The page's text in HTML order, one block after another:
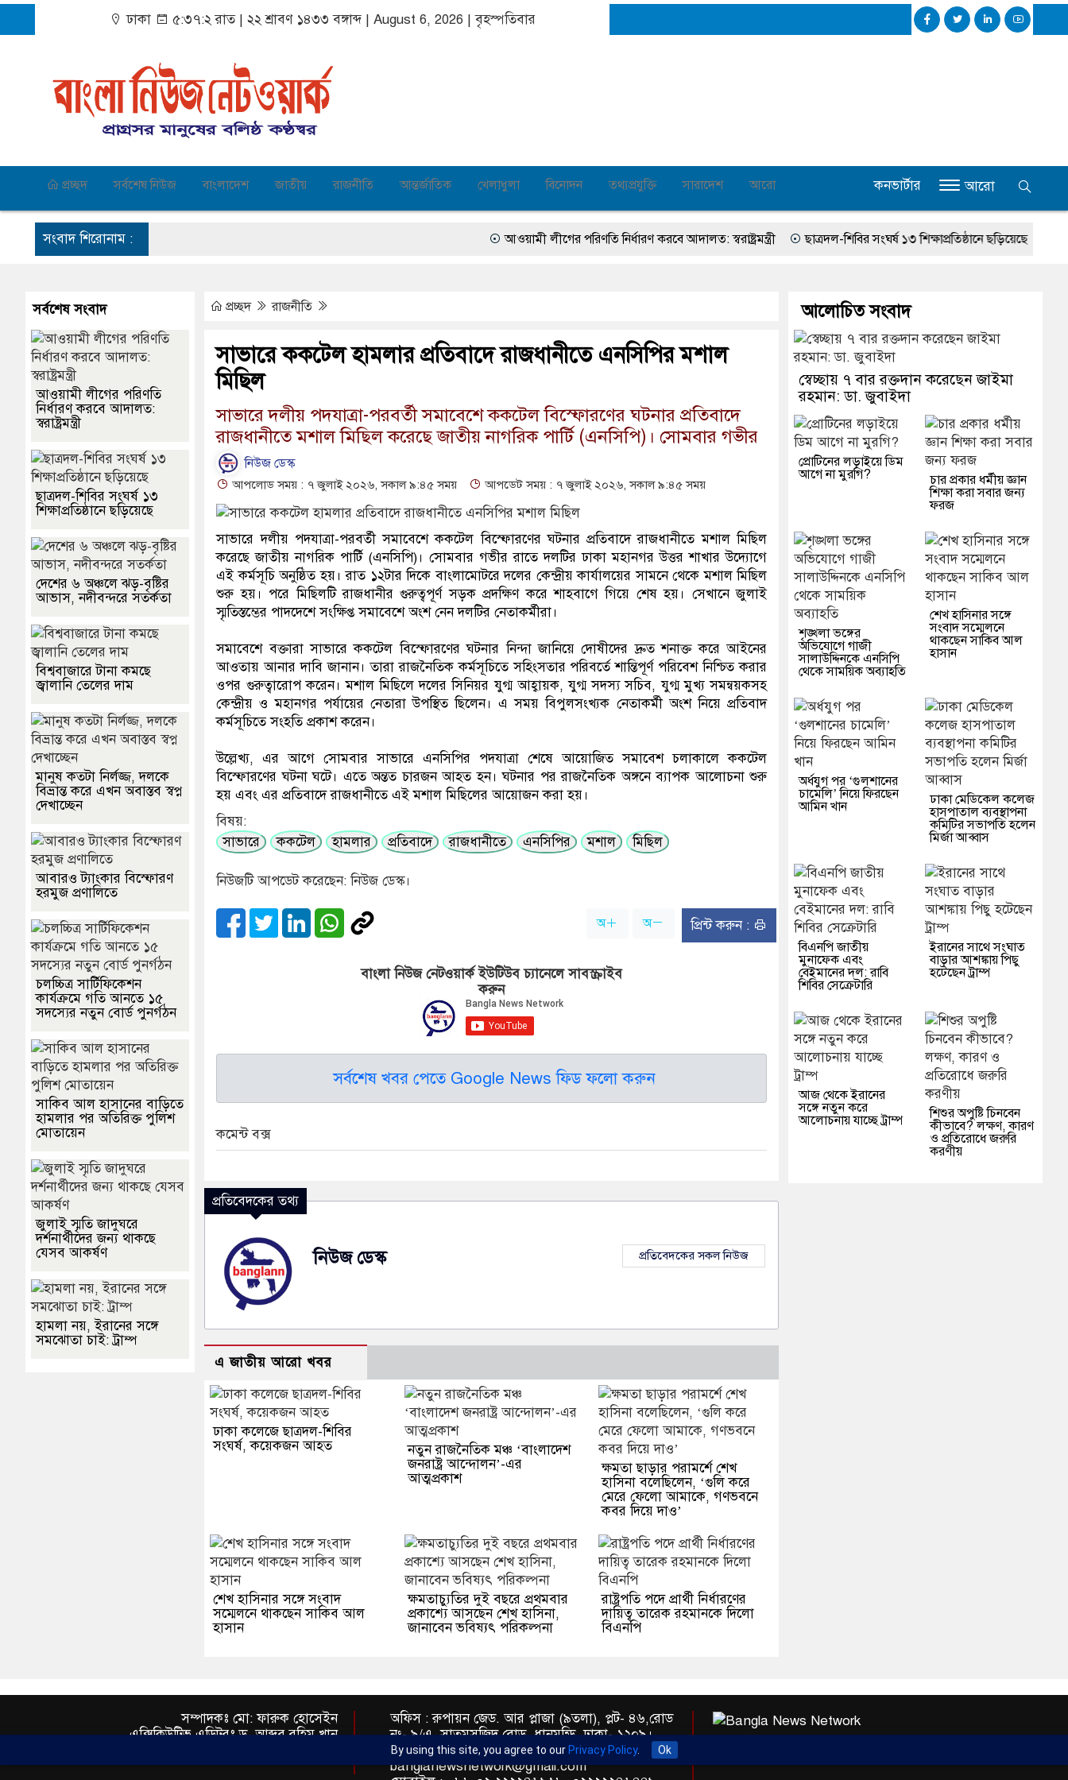
ঢাকা ৫:৩৭:২ রাত| ২২ শ্রাবণ ১৪৩৩ বঙ্গাব্দ | August 6, 2026 |বৃহস্পতিবার
প্রচ্ছদ সর্বশেষ নিউজ বাংলাদেশ জাতীয় রাজনীতি আন্তর্জাতিক খেলাধুলা বিনোদন তথ্যপ্রযুক্তি সারাদেশ আরো কনভার্টার আরো
সংবাদ শিরোনাম : আওয়ামী লীগের পরিণতি নির্ধারণ করবে আদালত: স্বরাষ্ট্রমন্ত্রী ছাত্রদল-শিবির সংঘর্ষ ১৩ শিক্ষাপ্রতিষ্ঠানে ছড়িয়েছে দেশের ৬
প্রচ্ছদ রাজনীতি
সাভারে ককটেল হামলার প্রতিবাদে রাজধানীতে এনসিপির মশাল
মিছিল
সাভারে দলীয় পদযাত্রা-পরবর্তী সমাবেশে ককটেল বিস্ফোরণের ঘটনার প্রতিবাদে
রাজধানীতে মশাল মিছিল করেছে জাতীয় নাগরিক পার্টি (এনসিপি)। সোমবার গভীর
নিউজ ডেস্ক
আপলোড সময় : ৭ জুলাই ২০২৬, সকাল ৯:৪৫ সময় আপডেট সময় : ৭ জুলাই ২০২৬, সকাল ৯:৪৫ সময়
সাভারে দলীয় পদযাত্রা-পরবর্তী সমাবেশে ককটেল বিস্ফোরণের ঘটনার প্রতিবাদে রাজধানীতে মশাল মিছিল
করেছে জাতীয় নাগরিক পার্টি (এনসিপি)। সোমবার গভীর রাতে দলটির ঢাকা মহানগর উত্তর শাখার উদ্যোগে
এই কর্মসূচি অনুষ্ঠিত হয়। রাত ১২টার দিকে বাংলামোটরে দলের কেন্দ্রীয় কার্যালয়ের সামনে থেকে মশাল মিছিল
শুরু হয়। পরে মিছিলটি রাজধানীর গুরুত্বপূর্ণ সড়ক প্রদক্ষিণ করে শাহবাগে গিয়ে শেষ হয়। সেখানে জুলাই
স্মৃতিস্তম্ভের পাদদেশে সংক্ষিপ্ত সমাবেশে অংশ নেন দলটির নেতাকর্মীরা।
সমাবেশে বক্তারা সাভারে ককটেল বিস্ফোরণের ঘটনার নিন্দা জানিয়ে দোষীদের দ্রুত শনাক্ত করে আইনের
আওতায় আনার দাবি জানান। তারা রাজনৈতিক কর্মসূচিতে সহিংসতার পরিবর্তে শান্তিপূর্ণ পরিবেশ নিশ্চিত করার
ওপর গুরুত্বারোপ করেন। মশাল মিছিলে দলের সিনিয়র যুগ্ম আহ্বায়ক, যুগ্ম সদস্য সচিব, যুগ্ম মুখ্য সমন্বয়কসহ
কেন্দ্রীয় ও মহানগর পর্যায়ের নেতারা উপস্থিত ছিলেন। এ সময় বিপুলসংখ্যক নেতাকর্মী অংশ নিয়ে প্রতিবাদ
কর্মসূচিতে সংহতি প্রকাশ করেন।
উল্লেখ্য, এর আগে সোমবার সাভারে এনসিপির পদযাত্রা শেষে আয়োজিত সমাবেশ চলাকালে ককটেল
বিস্ফোরণের ঘটনা ঘটে। এতে অন্তত চারজন আহত হন। ঘটনার পর রাজনৈতিক অঙ্গনে ব্যাপক আলোচনা শুরু
হয় এবং এর প্রতিবাদে রাজধানীতে এই মশাল মিছিলের আয়োজন করা হয়।
বিষয়:
সাভারে
ককটেল হামলার প্রতিবাদে রাজধানীতে এনসিপির মশাল মিছিল
নিউজটি আপডেট করেছেন: নিউজ ডেস্ক।
অ অ প্রিন্ট করুন :
বাংলা নিউজ নেটওয়ার্ক ইউটিউব চ্যানেলে সাবস্ক্রাইব
করুন
সর্বশেষ খবর পেতে Google News ফিড ফলো করুন
কমেন্ট বক্স
প্রতিবেদকের তথ্য
নিউজ ডেস্ক প্রতিবেদকের সকল নিউজ
এ জাতীয় আরো খবর
ঢাকা কলেজে ছাত্রদল-শিবির
সংঘর্ষ, কয়েকজন আহত
নতুন রাজনৈতিক মঞ্চ ‘বাংলাদেশ
জনরাষ্ট্র আন্দোলন’-এর
আত্মপ্রকাশ
ক্ষমতা ছাড়ার পরামর্শে শেখ
হাসিনা বলেছিলেন, ‘গুলি করে
মেরে ফেলো আমাকে, গণভবনে
কবর দিয়ে দাও’
শেখ হাসিনার সঙ্গে সংবাদ
সম্মেলনে থাকছেন সাকিব আল
হাসান
ক্ষমতাচ্যুতির দুই বছরে প্রথমবার
প্রকাশ্যে আসছেন শেখ হাসিনা,
জানাবেন ভবিষ্যৎ পরিকল্পনা
রাষ্ট্রপতি পদে প্রার্থী নির্ধারণের
দায়িত্ব তারেক রহমানকে দিলো
বিএনপি
সর্বশেষ সংবাদ
আওয়ামী লীগের পরিণতি
নির্ধারণ করবে আদালত:
স্বরাষ্ট্রমন্ত্রী
ছাত্রদল-শিবির সংঘর্ষ ১৩
শিক্ষাপ্রতিষ্ঠানে ছড়িয়েছে
দেশের ৬ অঞ্চলে ঝড়-বৃষ্টির
আভাস, নদীবন্দরে সতর্কতা
বিশ্ববাজারে টানা কমছে
জ্বালানি তেলের দাম
মানুষ কতটা নির্লজ্জ, দলকে
বিভ্রান্ত করে এখন অবাস্তব স্বপ্ন
দেখাচ্ছেন
আবারও ট্যাংকার বিস্ফোরণ
হরমুজ প্রণালিতে
চলচ্চিত্র সার্টিফিকেশন
কার্যক্রমে গতি আনতে ১৫
সদস্যের নতুন বোর্ড পুনর্গঠন
সাকিব আল হাসানের বাড়িতে
হামলার পর অতিরিক্ত পুলিশ
মোতায়েন
জুলাই স্মৃতি জাদুঘরে
দর্শনার্থীদের জন্য থাকছে
যেসব আকর্ষণ
হামলা নয়, ইরানের সঙ্গে
সমঝোতা চাই: ট্রাম্প
আলোচিত সংবাদ
স্বেচ্ছায় ৭ বার রক্তদান করেছেন জাইমা
রহমান: ডা. জুবাইদা
প্রোটিনের লড়াইয়ে ডিম
আগে না মুরগি?
চার প্রকার ধর্মীয় জ্ঞান
শিক্ষা করা সবার জন্য
ফরজ
শৃঙ্খলা ভঙ্গের
অভিযোগে গাজী
সালাউদ্দিনকে এনসিপি
থেকে সাময়িক অব্যাহতি
শেখ হাসিনার সঙ্গে
সংবাদ সম্মেলনে
থাকছেন সাকিব আল
হাসান
অর্ধযুগ পর ‘গুলশানের
চামেলি’ নিয়ে ফিরছেন
আমিন খান
ঢাকা মেডিকেল কলেজ
হাসপাতাল ব্যবস্থাপনা
কমিটির সভাপতি হলেন
মির্জা আব্বাস
বিএনপি জাতীয়
মুনাফেক এবং
বেইমানের দল: রাবি
শিবির সেক্রেটারি
ইরানের সাথে সংঘাত
বাড়ার আশঙ্কায় পিছু
হটেছেন ট্রাম্প
আজ থেকে ইরানের
সঙ্গে নতুন করে
আলোচনায় যাচ্ছে ট্রাম্প
শিশুর অপুষ্টি চিনবেন
কীভাবে? লক্ষণ, কারণ
ও প্রতিরোধে জরুরি
করণীয়
সম্পাদকঃ মো: ফারুক হোসেইন
এক্সিকিউটিভ এডিটরঃ ড. আব্দুর রহিম খান
অফিস : রুপায়ন জেড. আর প্লাজা (৯তলা), প্লট- ৪৬,রোড
নং- ৯/এ, সাতমসজিদ রোড, ধানমন্ডি, ঢাকা- ১২০৯।
ইমেইল : info@banglann.com.bd,
banglanewsnetwork@gmail.com
By using this site, you agree to our Privacy Policy. Ok